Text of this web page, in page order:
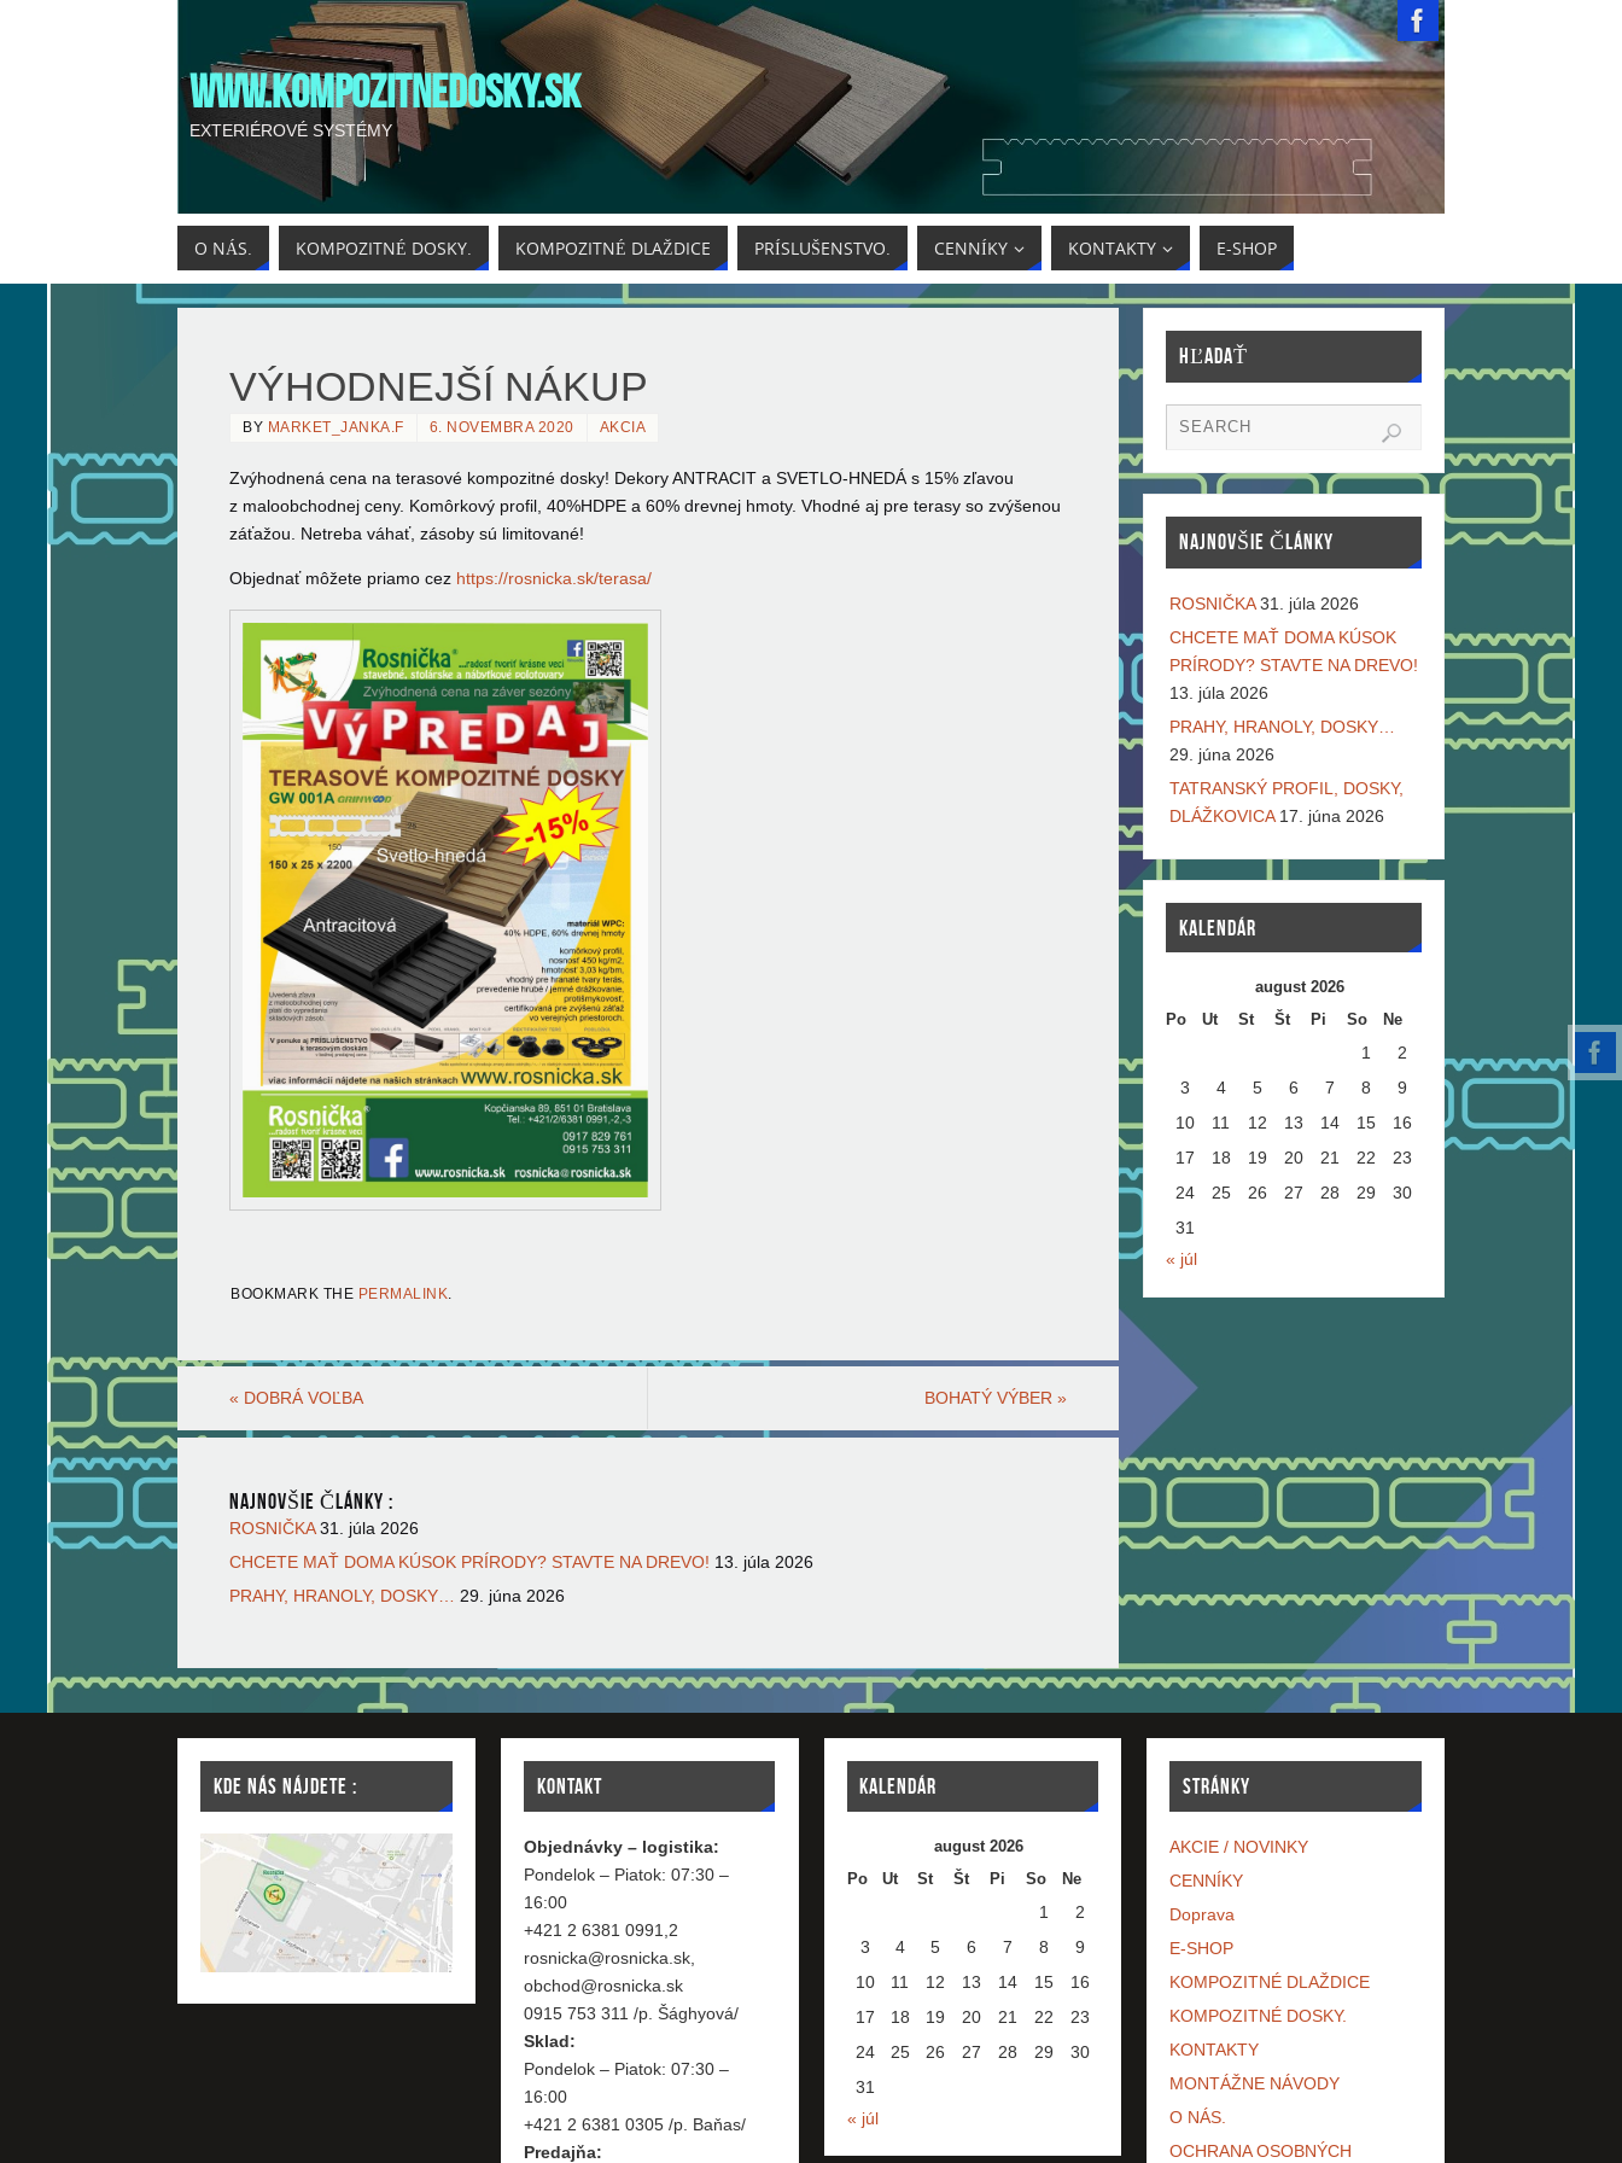
WWW.KOMPOZITNEDOSKY.SK
EXTERIÉROVÉ SYSTÉMY
O NÁS. KOMPOZITNÉ DOSKY. KOMPOZITNÉ DLAŽDICE PRÍSLUŠENSTVO. CENNÍKY KONTAKTY E-SHOP
VÝHODNEJŠÍ NÁKUP
BY MARKET_JANKA.F 6. NOVEMBRA 2020 AKCIA
Zvýhodnená cena na terasové kompozitné dosky! Dekory ANTRACIT a SVETLO-HNEDÁ s 15% zľavou
z maloobchodnej ceny. Komôrkový profil, 40%HDPE a 60% drevnej hmoty. Vhodné aj pre terasy so zvýšenou
záťažou. Netreba váhať, zásoby sú limitované!
Objednať môžete priamo cez https://rosnicka.sk/terasa/
BOOKMARK THE PERMALINK.
« DOBRÁ VOĽBA BOHATÝ VÝBER »
NAJNOVŠIE ČLÁNKY :
ROSNIČKA 31. júla 2026
CHCETE MAŤ DOMA KÚSOK PRÍRODY? STAVTE NA DREVO! 13. júla 2026
PRAHY, HRANOLY, DOSKY…
29. júna 2026
HĽADAŤ
NAJNOVŠIE ČLÁNKY
ROSNIČKA 31. júla 2026
CHCETE MAŤ DOMA KÚSOK
PRÍRODY? STAVTE NA DREVO!
13. júla 2026
PRAHY, HRANOLY, DOSKY…
29. júna 2026
TATRANSKÝ PROFIL, DOSKY,
DLÁŽKOVICA 17. júna 2026
KALENDÁR
august 2026
Po
Ut St Št Pi So Ne
1
2
3
4 5 6 7 8
9
10
11 12 13 14 15
16
17
18 19 20 21 22
23
24
25 26 27 28 29
30
31
« júl
KDE NÁS NÁJDETE : KONTAKT
Objednávky – logistika:
Pondelok – Piatok: 07:30 –
16:00
+421 2 6381 0991,2
rosnicka@rosnicka.sk,
obchod@rosnicka.sk
0915 753 311 /p. Šághyová/
Sklad:
Pondelok – Piatok: 07:30 –
16:00
+421 2 6381 0305 /p. Baňas/
Predajňa:
KALENDÁR
august 2026
Po
Ut St Št Pi So Ne
1
2
3
4 5 6 7 8
9
10
11 12 13 14 15
16
17
18 19 20 21 22
23
24
25 26 27 28 29
30
31
« júl
STRÁNKY
AKCIE / NOVINKY
CENNÍKY
Doprava
E-SHOP
KOMPOZITNÉ DLAŽDICE
KOMPOZITNÉ DOSKY.
KONTAKTY
MONTÁŽNE NÁVODY
O NÁS.
OCHRANA OSOBNÝCH